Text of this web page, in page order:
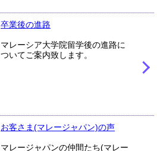
卒業後の進路
マレーシア大学院留学後の進路に
ついてご案内致します。
お客さま(マレージャパン)の声
マレージャパンの仲間たち(マレー